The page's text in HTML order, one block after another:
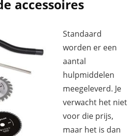
accessoires
Standaard
worden er een
aantal
hulpmiddelen
meegeleverd. Je
verwacht het niet
voor die prijs,
maar het is dan